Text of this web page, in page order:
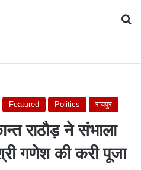
Featured Politics रायपुर
राठौड़ ने संभाला
गणेश की करी पूजा